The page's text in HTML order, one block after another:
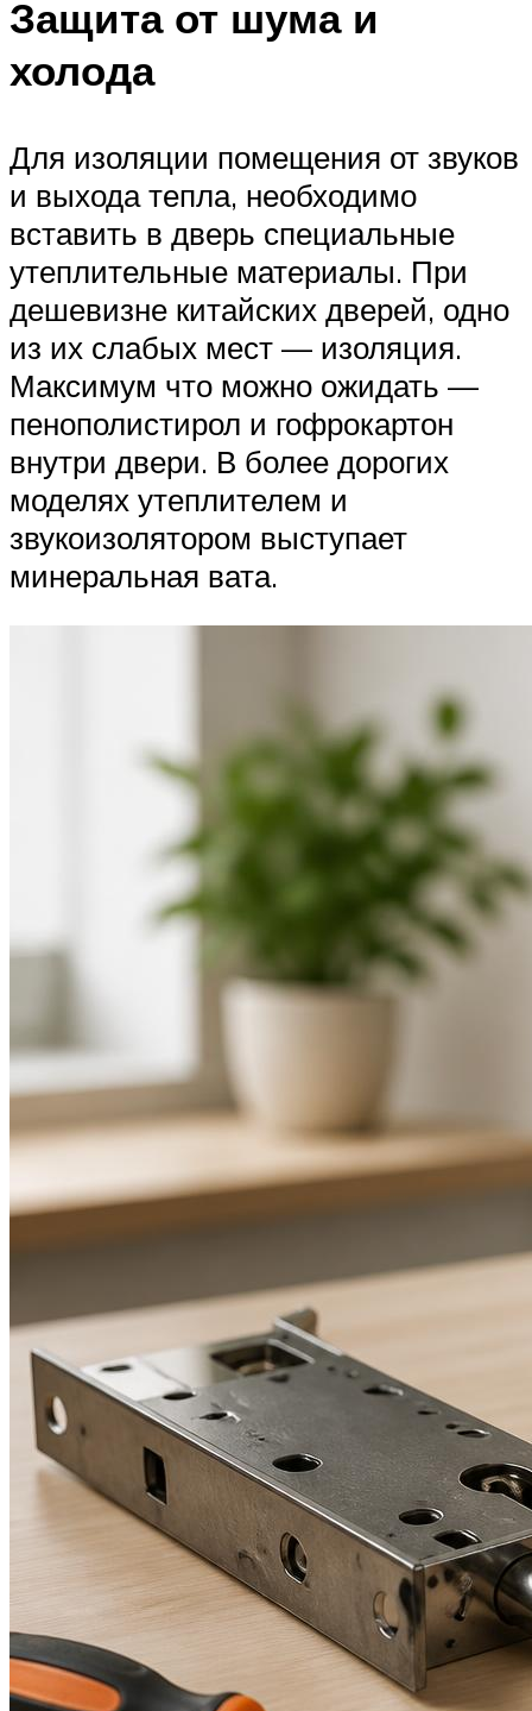
Защита от шума и
холода
Для изоляции помещения от звуков
и выхода тепла, необходимо
вставить в дверь специальные
утеплительные материалы. При
дешевизне китайских дверей, одно
из их слабых мест — изоляция.
Максимум что можно ожидать —
пенополистирол и гофрокартон
внутри двери. В более дорогих
моделях утеплителем и
звукоизолятором выступает
минеральная вата.